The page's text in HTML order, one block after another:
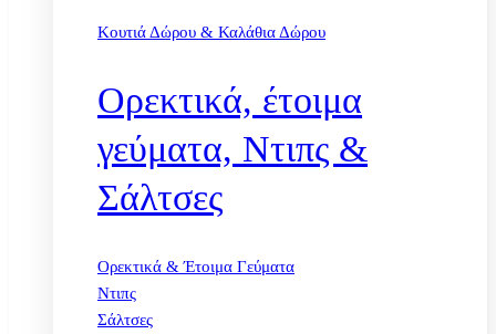
Κουτιά Δώρου & Καλάθια Δώρου
Ορεκτικά, έτοιμα
γεύματα, Ντιπς &
Σάλτσες
Ορεκτικά & Έτοιμα Γεύματα
Ντιπς
Σάλτσες